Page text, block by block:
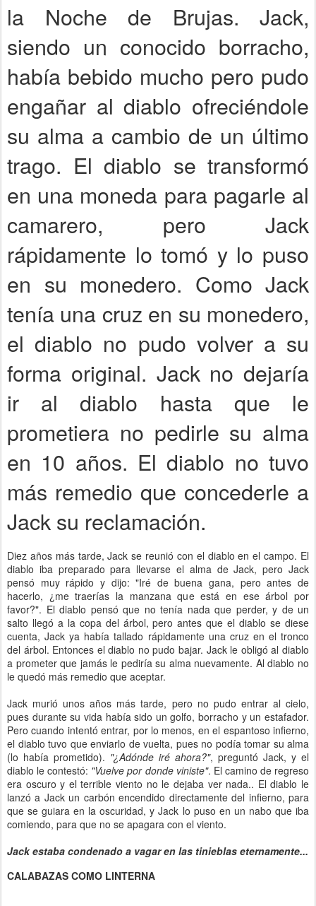
la Noche de Brujas. Jack,
siendo un conocido borracho,
había bebido mucho pero pudo
engañar al diablo ofreciéndole
su alma a cambio de un último
trago. El diablo se transformó
en una moneda para pagarle al
camarero, pero Jack
rápidamente lo tomó y lo puso
en su monedero. Como Jack
tenía una cruz en su monedero,
el diablo no pudo volver a su
forma original. Jack no dejaría
ir al diablo hasta que le
prometiera no pedirle su alma
en 10 años. El diablo no tuvo
más remedio que concederle a
Jack su reclamación.
Diez años más tarde, Jack se reunió con el diablo en el campo. El
diablo iba preparado para llevarse el alma de Jack, pero Jack
pensó muy rápido y dijo: "Iré de buena gana, pero antes de
hacerlo, ¿me traerías la manzana que está en ese árbol por
favor?". El diablo pensó que no tenía nada que perder, y de un
salto llegó a la copa del árbol, pero antes que el diablo se diese
cuenta, Jack ya había tallado rápidamente una cruz en el tronco
del árbol. Entonces el diablo no pudo bajar. Jack le obligó al diablo
a prometer que jamás le pediría su alma nuevamente. Al diablo no
le quedó más remedio que aceptar.
Jack murió unos años más tarde, pero no pudo entrar al cielo,
pues durante su vida había sido un golfo, borracho y un estafador.
Pero cuando intentó entrar, por lo menos, en el espantoso infierno,
el diablo tuvo que enviarlo de vuelta, pues no podía tomar su alma
(lo había prometido). "¿Adónde iré ahora?", preguntó Jack, y el
diablo le contestó: "Vuelve por donde viniste". El camino de regreso
era oscuro y el terrible viento no le dejaba ver nada.. El diablo le
lanzó a Jack un carbón encendido directamente del infierno, para
que se guiara en la oscuridad, y Jack lo puso en un nabo que iba
comiendo, para que no se apagara con el viento.
Jack estaba condenado a vagar en las tinieblas eternamente...
CALABAZAS COMO LINTERNA